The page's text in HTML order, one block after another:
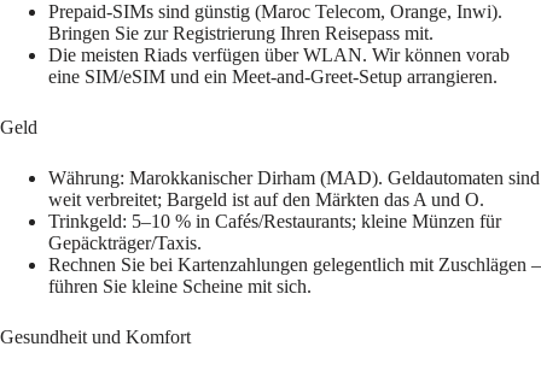
Prepaid-SIMs sind günstig (Maroc Telecom, Orange, Inwi).
Bringen Sie zur Registrierung Ihren Reisepass mit.
Die meisten Riads verfügen über WLAN. Wir können vorab
eine SIM/eSIM und ein Meet-and-Greet-Setup arrangieren.
Geld
Währung: Marokkanischer Dirham (MAD). Geldautomaten sind
weit verbreitet; Bargeld ist auf den Märkten das A und O.
Trinkgeld: 5–10 % in Cafés/Restaurants; kleine Münzen für
Gepäckträger/Taxis.
Rechnen Sie bei Kartenzahlungen gelegentlich mit Zuschlägen –
führen Sie kleine Scheine mit sich.
Gesundheit und Komfort